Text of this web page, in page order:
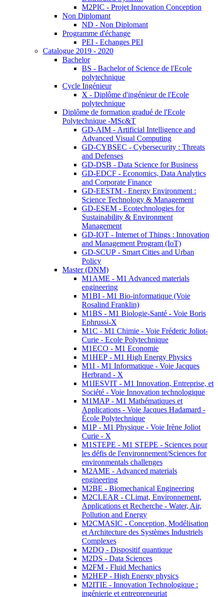
M2PIC - Projet Innovation Conception
Non Diplomant
ND - Non Diplomant
Programme d'échange
PEI - Echanges PEI
Catalogue 2019 - 2020
Bachelor
BS - Bachelor of Science de l'Ecole
polytechnique
Cycle Ingénieur
X - Diplôme d'ingénieur de l'Ecole
polytechnique
Diplôme de formation gradué de l'Ecole
Polytechnique -MSc&T
GD-AIM - Artificial Intelligence and
Advanced Visual Computing
GD-CYBSEC - Cybersecurity : Threats
and Defenses
GD-DSB - Data Science for Business
GD-EDCF - Economics, Data Analytics
and Corporate Finance
GD-EESTM - Energy Environment :
Science Technology & Management
GD-ESEM - Ecotechnologies for
Sustainability & Environment
Management
GD-IOT - Internet of Things : Innovation
and Management Program (IoT)
GD-SCUP - Smart Cities and Urban
Policy
Master (DNM)
M1AME - M1 Advanced materials
engineering
M1BI - M1 Bio-informatique (Voie
Rosalind Franklin)
M1BS - M1 Biologie-Santé - Voie Boris
Ephrussi-X
M1C - M1 Chimie - Voie Fréderic Joliot-
Curie - Ecole Polytechnique
M1ECO - M1 Economie
M1HEP - M1 High Energy Physics
M1I - M1 Informatique - Voie Jacques
Herbrand - X
M1IESVIT - M1 Innovation, Entreprise, et
Société - Voie Innovation technologique
M1MAP - M1 Mathématiques et
Applications - Voie Jacques Hadamard -
École Polytechnique
M1P - M1 Physique - Voie Irène Joliot
Curie - X
M1STEPE - M1 STEPE - Sciences pour
les défis de l'environnement/Sciences for
environmentals challenges
M2AME - Advanced materials
engineering
M2BE - Biomechanical Engineering
M2CLEAR - CLimat, Environnement,
Applications et Recherche - Water, Air,
Pollution and Energy
M2CMASIC - Conception, Modélisation
et Architecture des Systèmes Industriels
Complexes
M2DQ - Dispositif quantique
M2DS - Data Sciences
M2FM - Fluid Mechanics
M2HEP - High Energy physics
M2ITIE - Innovation Technologique :
ingénierie et entrepreneuriat